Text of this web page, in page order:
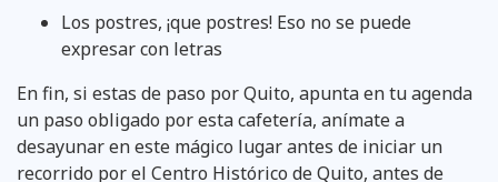
Los postres, ¡que postres! Eso no se puede
expresar con letras
En fin, si estas de paso por Quito, apunta en tu agenda
un paso obligado por esta cafetería, anímate a
desayunar en este mágico lugar antes de iniciar un
recorrido por el Centro Histórico de Quito, antes de